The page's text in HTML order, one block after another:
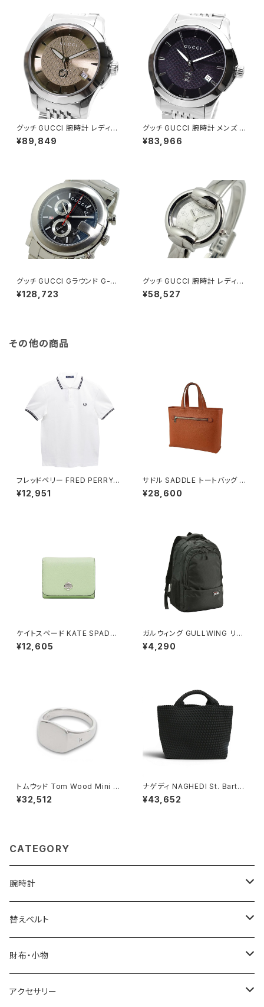
グッチ GUCCI 腕時計 レディー
ス YA1265007 クォーツ シャン
パンゴールド シルバー
¥89,849
グッチ GUCCI 腕時計 メンズ Y
A1264106 クォーツ ブラック シ
ルバー
¥83,966
グッチ GUCCI Gラウンド G-R
OUND メンズ 腕時計 YA1013
09 ブラック
¥128,723
グッチ GUCCI 腕時計 レディー
ス YA014512 シルバー
¥58,527
その他の商品
フレッドペリー FRED PERRY T
he Fred Perry Shirt M3600
ポロシャツ M3600-200-WHI
¥12,951
サドル SADDLE トートバッグ ミ
ニトート 牛革 本革 日本製 姫路
産 自立 53447-17h メンズ レ
¥28,600
ケイトスペード KATE SPADE
ケイラ スモール Lジップ ウォレ
ット 二つ折り財布 kk056-306
¥12,605
ガルウィング GULLWING リュ
ック 23L 軽量 大容量 デイパッ
ク 42603-1h メンズ ブラック
¥4,290
トムウッド Tom Wood Mini C
ushion リング 100771-50 シ
ルバー
¥32,512
ナゲディ NAGHEDI St. Barths
Medium Tote セント・バーツ
ミディアムトート トートバッグ sn
¥43,652
CATEGORY
腕時計
ELGIN
SALVATORE MARRA
CASIO
替えベルト
COACH
DANIEL WELLINGTON
財布・小物
SONNE
アクセサリー